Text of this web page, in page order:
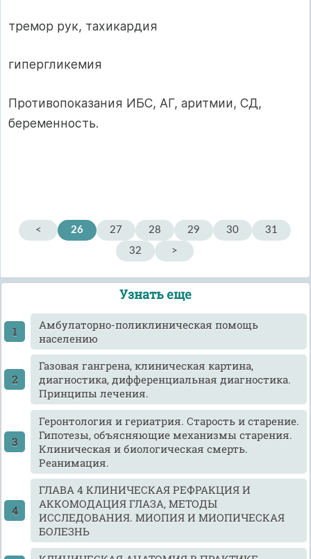
тремор рук, тахикардия
гипергликемия
Противопоказания ИБС, АГ, аритмии, СД,
беременность.
< 26 27 28 29 30
31
32
>
Узнать еще
Амбулаторно-поликлиническая помощь
населению
Газовая гангрена, клиническая картина,
диагностика, дифференциальная диагностика.
Принципы лечения.
Геронтология и гериатрия. Старость и старение.
Гипотезы, объясняющие механизмы старения.
Клиническая и биологическая смерть.
Реанимация.
ГЛАВА 4 КЛИНИЧЕСКАЯ РЕФРАКЦИЯ И
АККОМОДАЦИЯ ГЛАЗА, МЕТОДЫ
ИССЛЕДОВАНИЯ. МИОПИЯ И МИОПИЧЕСКАЯ
БОЛЕЗНЬ